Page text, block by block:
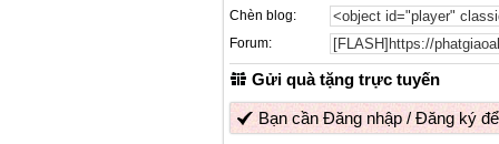
Chèn blog:
Forum:
Gửi quà tặng trực tuyến
Bạn cần Đăng nhập/Đăng ký